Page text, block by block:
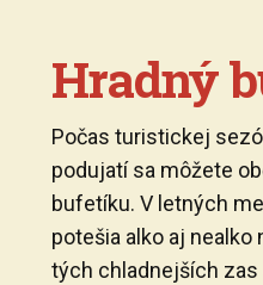
Hradný
Počas turistickej
podujatí sa môžete
bufetíku. V letných
potešia alko aj nealko
tých chladnejších zas